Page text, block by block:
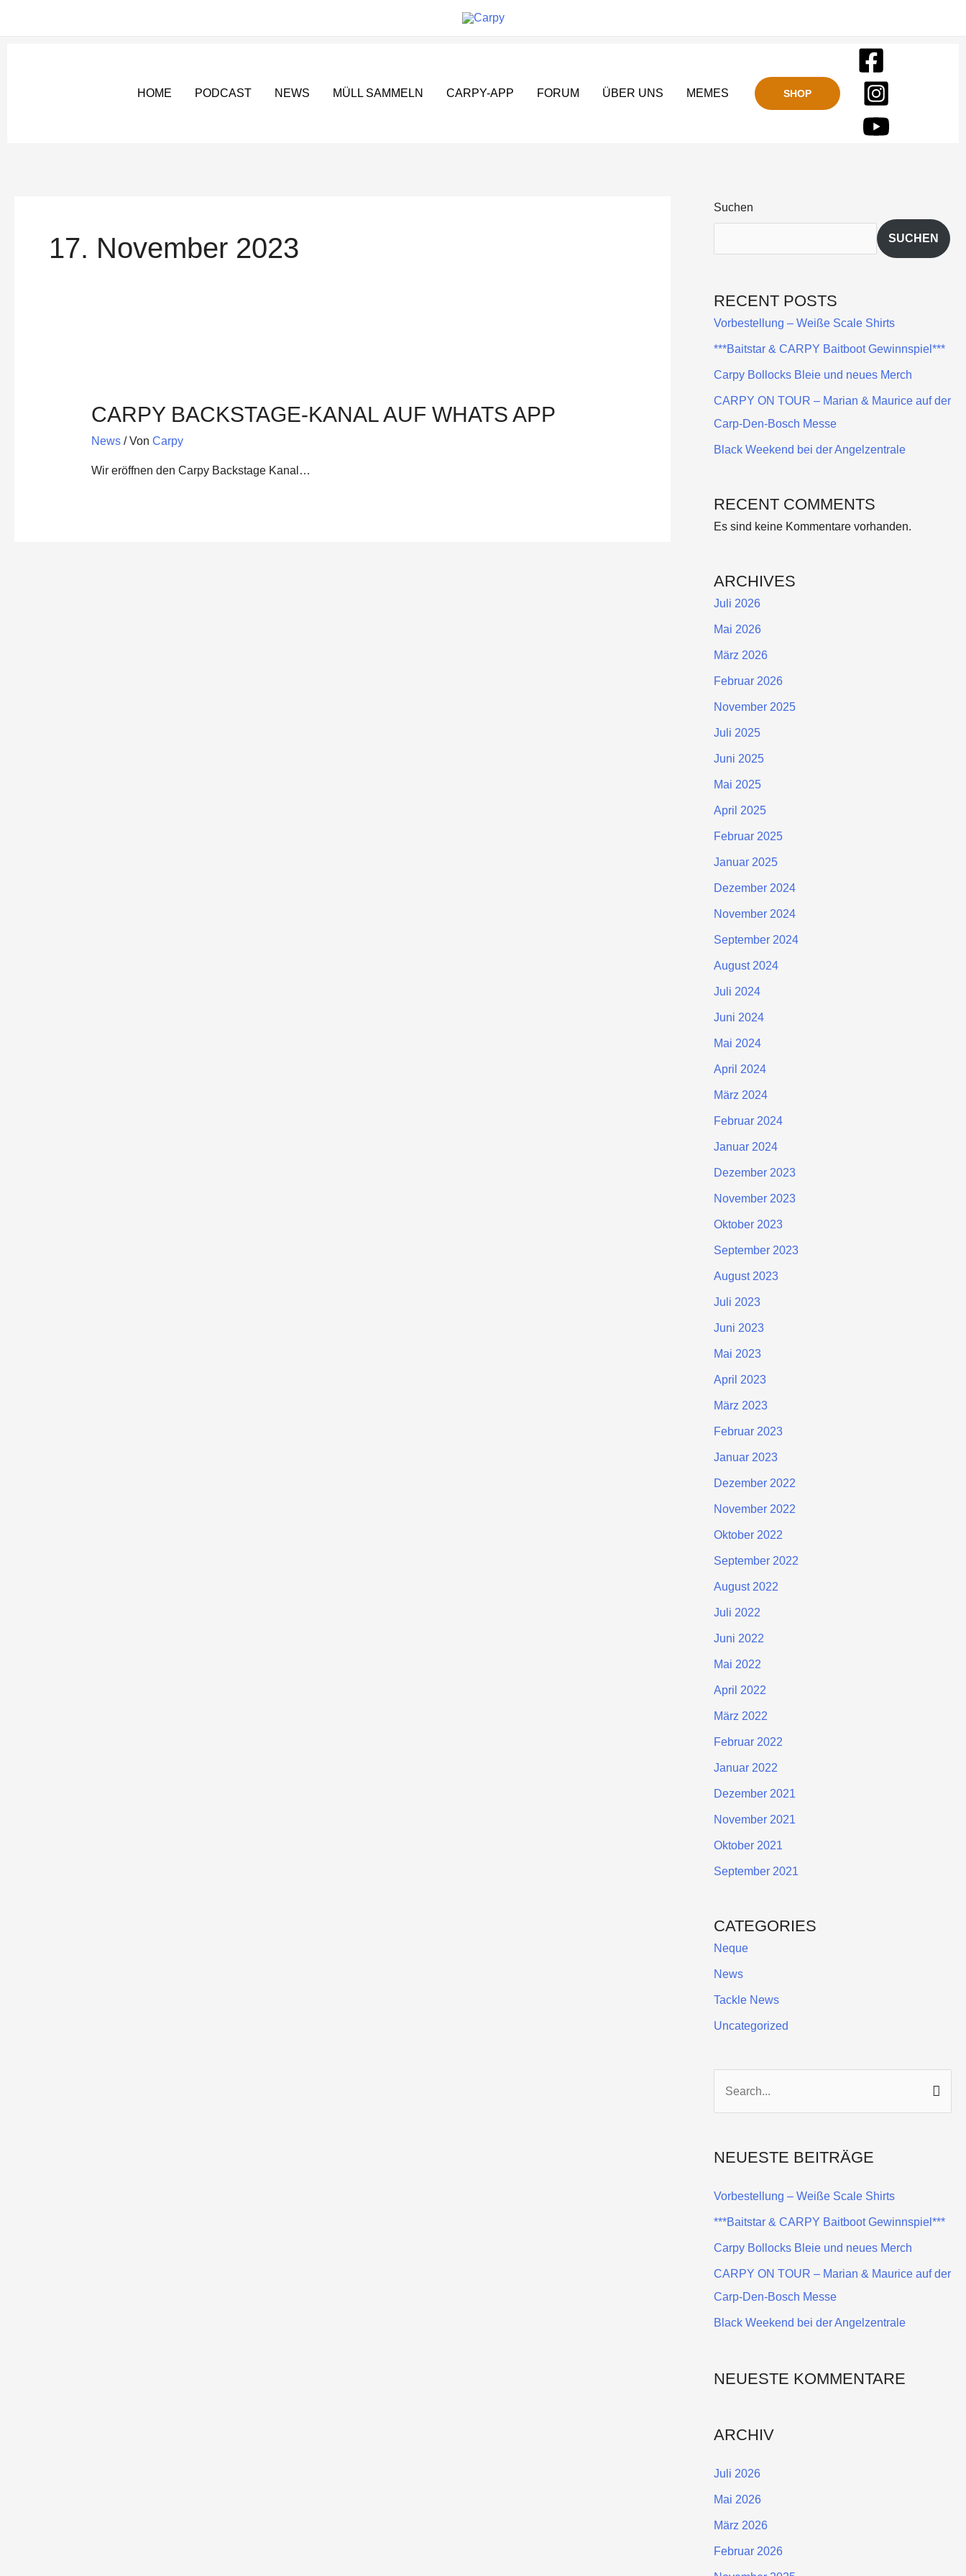
HOME PODCAST NEWS MÜLL SAMMELN CARPY-APP FORUM ÜBER UNS MEMES SHOP
17. November 2023
CARPY BACKSTAGE-KANAL AUF WHATS APP
News/ Von Carpy
Wir eröffnen den Carpy Backstage Kanal…
Suchen
SUCHEN
RECENT POSTS
Vorbestellung – Weiße Scale Shirts
***Baitstar & CARPY Baitboot Gewinnspiel***
Carpy Bollocks Bleie und neues Merch
CARPY ON TOUR – Marian & Maurice auf der
Carp-Den-Bosch Messe
Black Weekend bei der Angelzentrale
RECENT COMMENTS
Es sind keine Kommentare vorhanden.
ARCHIVES
Juli 2026
Mai 2026
März 2026
Februar 2026
November 2025
Juli 2025
Juni 2025
Mai 2025
April 2025
Februar 2025
Januar 2025
Dezember 2024
November 2024
September 2024
August 2024
Juli 2024
Juni 2024
Mai 2024
April 2024
März 2024
Februar 2024
Januar 2024
Dezember 2023
November 2023
Oktober 2023
September 2023
August 2023
Juli 2023
Juni 2023
Mai 2023
April 2023
März 2023
Februar 2023
Januar 2023
Dezember 2022
November 2022
Oktober 2022
September 2022
August 2022
Juli 2022
Juni 2022
Mai 2022
April 2022
März 2022
Februar 2022
Januar 2022
Dezember 2021
November 2021
Oktober 2021
September 2021
CATEGORIES
Neque
News
Tackle News
Uncategorized
h
c
h
:
NEUESTE BEITRÄGE
Vorbestellung – Weiße Scale Shirts
***Baitstar & CARPY Baitboot Gewinnspiel***
Carpy Bollocks Bleie und neues Merch
CARPY ON TOUR – Marian & Maurice auf der
Carp-Den-Bosch Messe
Black Weekend bei der Angelzentrale
NEUESTE KOMMENTARE
ARCHIV
Juli 2026
Mai 2026
März 2026
Februar 2026